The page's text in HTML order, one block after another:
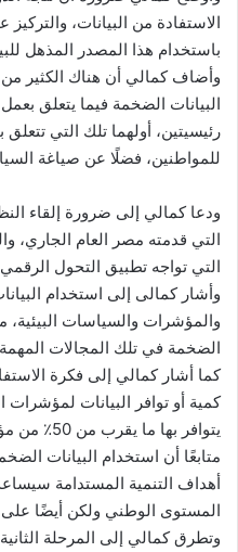
الاستفادة من البيانات،
باستخدام هذا المصدر المذهل
وأضاف كمالي أن هناك الكثير
البيانات الضخمة فيما يتعلق
رئيسيتين، أولهما تلك التي
للمواطنين، فضلًا عن صياغة
ودعا كمالي إلى ضرورة إلقاء
التي قدمته مصر العام الجاري،
التي تواجه تطبيق التحول
وأشار كمالى إلى استخدام
والمؤشرات والسياسات البيئية،
الضخمة في تلك المجالات
كما أشار كمالي إلى فكرة
كمية أو توافر البيانات
يتوافر
متابعًا أن استخدام البيانات
أهداف التنمية المستدامة
المستوى الوطني ولكن أيضًا
وتطرق كمالي إلى المرحلة